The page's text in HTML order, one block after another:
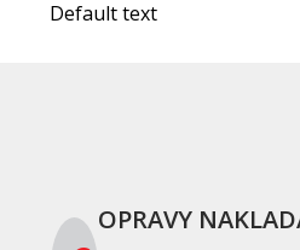
Default text
OPRAVY